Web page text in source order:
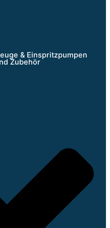
& Einspritzpumpen
Zubehör